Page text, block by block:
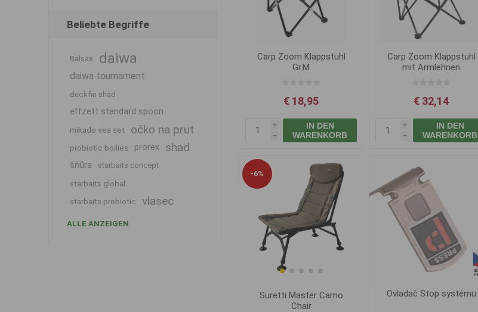
Carp Zoom Klappstuhl
Gr.M
€ 18,95
i
h
IN DEN
WARENKORB
Carp Zoom Klappstuhl
mit Armlehnen
€ 32,14
i
h
IN DEN
WARENKORB
-6%
Suretti Master Camo
Chair
Ovladač Stop systému
Beliebte Begriffe
Balsax daiwa
daiwa tournament
duckfin shad
effzett standard spoon
mikado sea set očko na prut
probiotic boilies prorex shad
šňůra starbaits concept
starbaits global
starbaits probiotic
vlasec
ALLE ANZEIGEN